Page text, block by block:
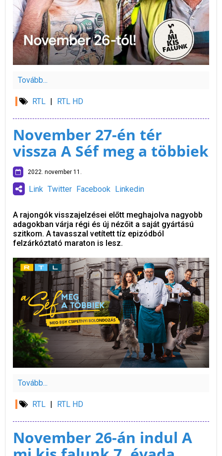
Tovább...
RTL | RTL HD
November 27-én tér
vissza A Séf meg a többiek
2022. november 11.
Link Twitter Facebook Linkedin
A rajongók visszajelzései előtt meghajolva nagyobb
adagokban várja régi és új nézőit a saját gyártású
szitkom. A tavasszal vetített tíz epizódból
felzárkóztató maraton is lesz.
Tovább...
RTL RTL HD
November 26-án indul A